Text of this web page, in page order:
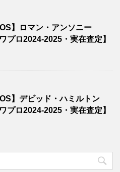
】ロマン・アンソニー
プロ2024-2025・実在査定】
】デビッド・ハミルトン
プロ2024-2025・実在査定】